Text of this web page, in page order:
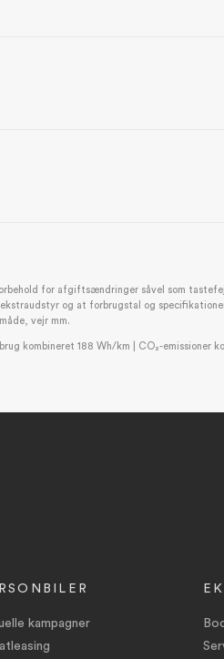
for afgiftsændringer såvel som
og at forbrugstal og
vejr mm.
kombineret 188 Wh/km | CO₂-
kampagner